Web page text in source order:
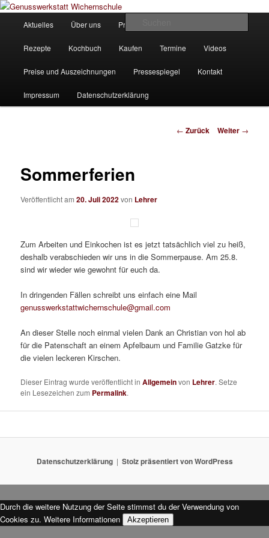
Zum
wechseln
Genusswerkstatt Wichernschule
Unsere Homepage
Aktuelles Über uns Produkte
Rezepte Kochbuch Kaufen Termine Videos
Preise und Auszeichnungen Pressespiegel Kontakt
Impressum Datenschutzerklärung
Beitrags-
← Zurück Weiter →
Sommerferien
Veröffentlicht am20. Juli 2022von Lehrer
Zum Arbeiten und Einkochen ist es jetzt tatsächlich viel zu heiß,
deshalb verabschieden wir uns in die Sommerpause. Am 25.8.
sind wir wieder wie gewohnt für euch da.
In dringenden Fällen schreibt uns einfach eine Mail
genusswerkstattwichernschule@gmail.com
An dieser Stelle noch einmal vielen Dank an Christian von hol ab
für die Patenschaft an einem Apfelbaum und Familie Gatzke für
die vielen leckeren Kirschen.
Dieser Eintrag wurde veröffentlicht inAllgemeinvon Lehrer. Setze
ein Lesezeichen zum Permalink.
Datenschutzerklärung Stolz präsentiert von WordPress
Durch die weitere Nutzung der Seite stimmst du der Verwendung von
Cookies zu. Weitere Informationen Akzeptieren